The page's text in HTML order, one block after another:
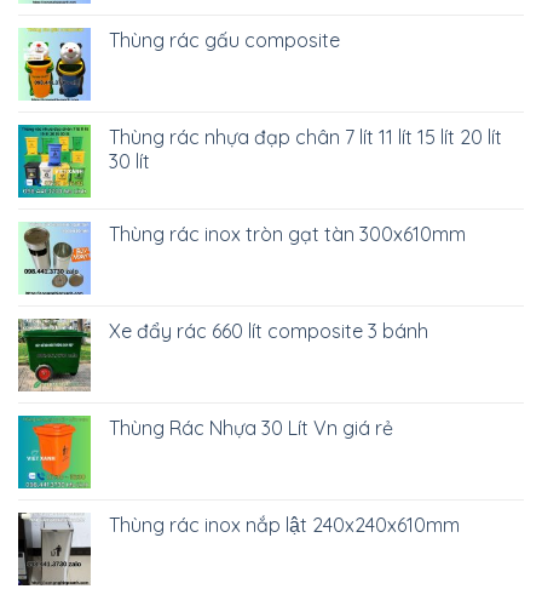
Thùng rác gấu composite
Thùng rác nhựa đạp chân 7 lít 11 lít 15 lít 20 lít
30 lít
Thùng rác inox tròn gạt tàn 300x610mm
Xe đẩy rác 660 lít composite 3 bánh
Thùng Rác Nhựa 30 Lít Vn giá rẻ
Thùng rác inox nắp lật 240x240x610mm